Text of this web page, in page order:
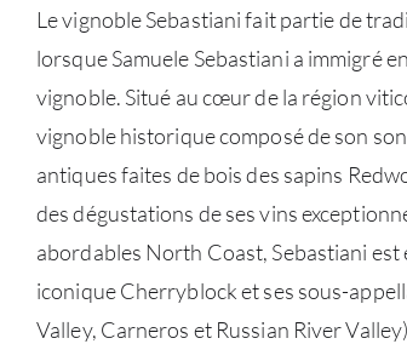
Le vignoble Sebastiani fait partie de
lorsque Samuele Sebastiani a immigré
vignoble. Situé au cœur de la région
vignoble historique composé de son
antiques faites de bois des sapins
des dégustations de ses vins
abordables North Coast, Sebastiani
iconique Cherryblock et ses sous-
Valley, Carneros et Russian River